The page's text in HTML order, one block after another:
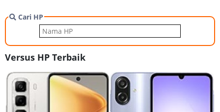
Cari HP
Versus HP Terbaik